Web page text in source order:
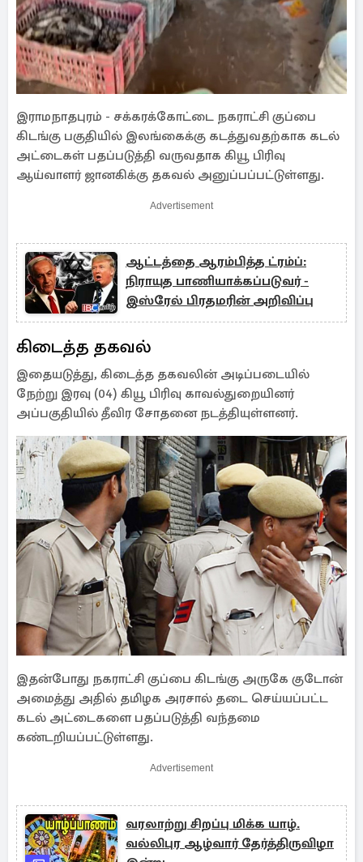
இராமநாதபுரம் - சக்கரக்கோட்டை நகராட்சி குப்பை
கிடங்கு பகுதியில் இலங்கைக்கு கடத்துவதற்காக கடல்
அட்டைகள் பதப்படுத்தி வருவதாக கியூ பிரிவு
ஆய்வாளர் ஜானகிக்கு தகவல் அனுப்பப்பட்டுள்ளது.
Advertisement
ஆட்டத்தை ஆரம்பித்த ட்ரம்ப்:
நிராயுத பாணியாக்கப்படுவர் -
இஸ்ரேல் பிரதமரின் அறிவிப்பு
கிடைத்த தகவல்
இதையடுத்து, கிடைத்த தகவலின் அடிப்படையில்
நேற்று இரவு (04) கியூ பிரிவு காவல்துறையினர்
அப்பகுதியில் தீவிர சோதனை நடத்தியுள்ளனர்.
இதன்போது நகராட்சி குப்பை கிடங்கு அருகே குடோன்
அமைத்து அதில் தமிழக அரசால் தடை செய்யப்பட்ட
கடல் அட்டைகளை பதப்படுத்தி வந்தமை
கண்டறியப்பட்டுள்ளது.
Advertisement
வரலாற்று சிறப்பு மிக்க யாழ்.
வல்லிபுர ஆழ்வார் தேர்த்திருவிழா